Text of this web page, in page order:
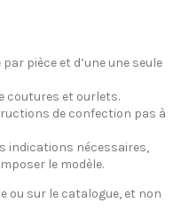
pièce et d’une une seule
coutures et ourlets.
de confection pas à
indications nécessaires,
le modèle.
ou sur le catalogue, et non